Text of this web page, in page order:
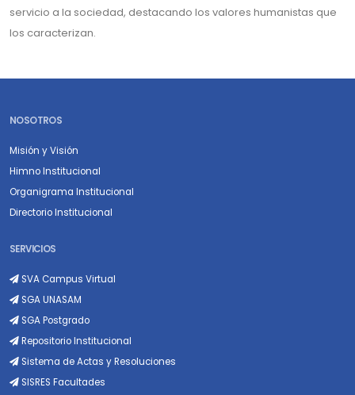
servicio a la sociedad, destacando los valores humanistas que
los caracterizan.
NOSOTROS
Misión y Visión
Himno Institucional
Organigrama Institucional
Directorio Institucional
SERVICIOS
SVA Campus Virtual
SGA UNASAM
SGA Postgrado
Repositorio Institucional
Sistema de Actas y Resoluciones
SISRES Facultades